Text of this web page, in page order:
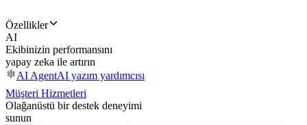
Özellikler
AI
Ekibinizin performansını
yapay zeka ile artırın
AI AgentAI yazım yardımcısı
Müşteri Hizmetleri
Olağanüstü bir destek deneyimi
sunun